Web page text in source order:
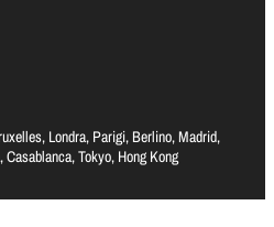
Londra, Parigi, Berlino, Madrid,
Tokyo, Hong Kong